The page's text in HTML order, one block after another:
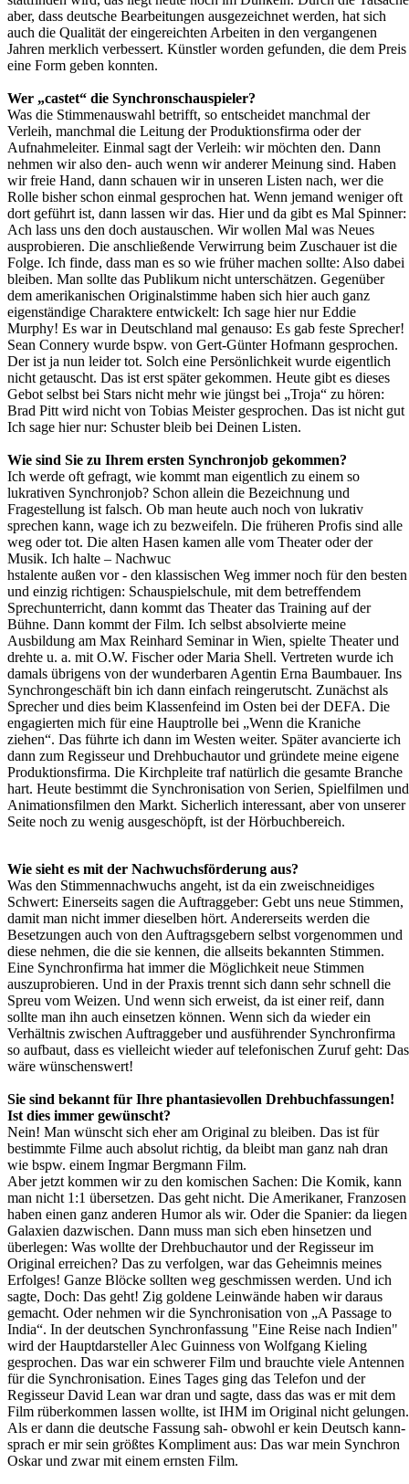
aber, dass deutsche Bearbeitungen ausgezeichnet werden, hat sich
auch die Qualität der eingereichten Arbeiten in den vergangenen
Jahren merklich verbessert. Künstler worden gefunden, die dem Preis
eine Form geben konnten.
Wer „castet“ die Synchronschauspieler?
Was die Stimmenauswahl betrifft, so entscheidet manchmal der
Verleih, manchmal die Leitung der Produktionsfirma oder der
Aufnahmeleiter. Einmal sagt der Verleih: wir möchten den. Dann
nehmen wir also den- auch wenn wir anderer Meinung sind. Haben
wir freie Hand, dann schauen wir in unseren Listen nach, wer die
Rolle bisher schon einmal gesprochen hat. Wenn jemand weniger oft
dort geführt ist, dann lassen wir das. Hier und da gibt es Mal Spinner:
Ach lass uns den doch austauschen. Wir wollen Mal was Neues
ausprobieren. Die anschließende Verwirrung beim Zuschauer ist die
Folge. Ich finde, dass man es so wie früher machen sollte: Also dabei
bleiben. Man sollte das Publikum nicht unterschätzen. Gegenüber
dem amerikanischen Originalstimme haben sich hier auch ganz
eigenständige Charaktere entwickelt: Ich sage hier nur Eddie
Murphy! Es war in Deutschland mal genauso: Es gab feste Sprecher!
Sean Connery wurde bspw. von Gert-Günter Hofmann gesprochen.
Der ist ja nun leider tot. Solch eine Persönlichkeit wurde eigentlich
nicht getauscht. Das ist erst später gekommen. Heute gibt es dieses
Gebot selbst bei Stars nicht mehr wie jüngst bei „Troja“ zu hören:
Brad Pitt wird nicht von Tobias Meister gesprochen. Das ist nicht gut
Ich sage hier nur: Schuster bleib bei Deinen Listen.
Wie sind Sie zu Ihrem ersten Synchronjob gekommen?
Ich werde oft gefragt, wie kommt man eigentlich zu einem so
lukrativen Synchronjob? Schon allein die Bezeichnung und
Fragestellung ist falsch. Ob man heute auch noch von lukrativ
sprechen kann, wage ich zu bezweifeln. Die früheren Profis sind alle
weg oder tot. Die alten Hasen kamen alle vom Theater oder der
Musik. Ich halte – Nachwuc
hstalente außen vor - den klassischen Weg immer noch für den besten
und einzig richtigen: Schauspielschule, mit dem betreffendem
Sprechunterricht, dann kommt das Theater das Training auf der
Bühne. Dann kommt der Film. Ich selbst absolvierte meine
Ausbildung am Max Reinhard Seminar in Wien, spielte Theater und
drehte u. a. mit O.W. Fischer oder Maria Shell. Vertreten wurde ich
damals übrigens von der wunderbaren Agentin Erna Baumbauer. Ins
Synchrongeschäft bin ich dann einfach reingerutscht. Zunächst als
Sprecher und dies beim Klassenfeind im Osten bei der DEFA. Die
engagierten mich für eine Hauptrolle bei „Wenn die Kraniche
ziehen“. Das führte ich dann im Westen weiter. Später avancierte ich
dann zum Regisseur und Drehbuchautor und gründete meine eigene
Produktionsfirma. Die Kirchpleite traf natürlich die gesamte Branche
hart. Heute bestimmt die Synchronisation von Serien, Spielfilmen und
Animationsfilmen den Markt. Sicherlich interessant, aber von unserer
Seite noch zu wenig ausgeschöpft, ist der Hörbuchbereich.
Wie sieht es mit der Nachwuchsförderung aus?
Was den Stimmennachwuchs angeht, ist da ein zweischneidiges
Schwert: Einerseits sagen die Auftraggeber: Gebt uns neue Stimmen,
damit man nicht immer dieselben hört. Andererseits werden die
Besetzungen auch von den Auftragsgebern selbst vorgenommen und
diese nehmen, die die sie kennen, die allseits bekannten Stimmen.
Eine Synchronfirma hat immer die Möglichkeit neue Stimmen
auszuprobieren. Und in der Praxis trennt sich dann sehr schnell die
Spreu vom Weizen. Und wenn sich erweist, da ist einer reif, dann
sollte man ihn auch einsetzen können. Wenn sich da wieder ein
Verhältnis zwischen Auftraggeber und ausführender Synchronfirma
so aufbaut, dass es vielleicht wieder auf telefonischen Zuruf geht: Das
wäre wünschenswert!
Sie sind bekannt für Ihre phantasievollen Drehbuchfassungen!
Ist dies immer gewünscht?
Nein! Man wünscht sich eher am Original zu bleiben. Das ist für
bestimmte Filme auch absolut richtig, da bleibt man ganz nah dran
wie bspw. einem Ingmar Bergmann Film.
Aber jetzt kommen wir zu den komischen Sachen: Die Komik, kann
man nicht 1:1 übersetzen. Das geht nicht. Die Amerikaner, Franzosen
haben einen ganz anderen Humor als wir. Oder die Spanier: da liegen
Galaxien dazwischen. Dann muss man sich eben hinsetzen und
überlegen: Was wollte der Drehbuchautor und der Regisseur im
Original erreichen? Das zu verfolgen, war das Geheimnis meines
Erfolges! Ganze Blöcke sollten weg geschmissen werden. Und ich
sagte, Doch: Das geht! Zig goldene Leinwände haben wir daraus
gemacht. Oder nehmen wir die Synchronisation von „A Passage to
India“. In der deutschen Synchronfassung "Eine Reise nach Indien"
wird der Hauptdarsteller Alec Guinness von Wolfgang Kieling
gesprochen. Das war ein schwerer Film und brauchte viele Antennen
für die Synchronisation. Eines Tages ging das Telefon und der
Regisseur David Lean war dran und sagte, dass das was er mit dem
Film rüberkommen lassen wollte, ist IHM im Original nicht gelungen.
Als er dann die deutsche Fassung sah- obwohl er kein Deutsch kann-
sprach er mir sein größtes Kompliment aus: Das war mein Synchron
Oskar und zwar mit einem ernsten Film.